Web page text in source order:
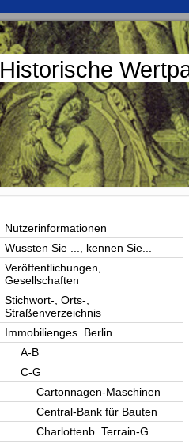
Historische
Nutzerinformationen
Wussten Sie ..., kennen Sie...
Veröffentlichungen,
Gesellschaften
Stichwort-, Orts-,
Straßenverzeichnis
Immobilienges. Berlin
A-B
C-G
Cartonnagen-Maschinen
Central-Bank für Bauten
Charlottenb. Terrain-G